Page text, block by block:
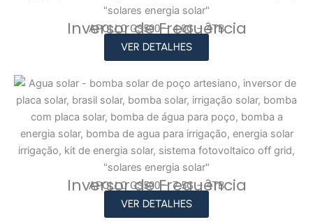
Inversor de Frequência
APOLLO GS500 – 4.0G – 4TB
VER DETALHES
Inversor de Frequência
APOLLO GS500 – 7.5G – 4TB
VER DETALHES